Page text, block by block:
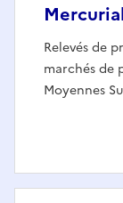
Relevés de
marchés de
Moyennes